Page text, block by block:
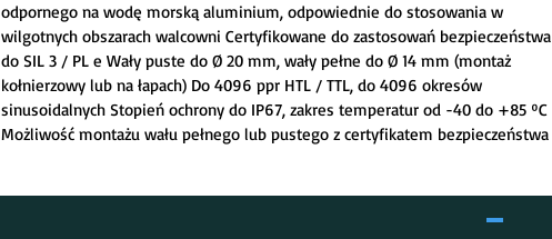
odpornego na wodę morską aluminium, odpowiednie do stosowania w
wilgotnych obszarach walcowni Certyfikowane do zastosowań bezpieczeństwa
do SIL 3 / PL e Wały puste do Ø 20 mm, wały pełne do Ø 14 mm (montaż
kołnierzowy lub na łapach) Do 4096 ppr HTL / TTL, do 4096 okresów
sinusoidalnych Stopień ochrony do IP67, zakres temperatur od -40 do +85 ºC
Możliwość montażu wału pełnego lub pustego z certyfikatem bezpieczeństwa